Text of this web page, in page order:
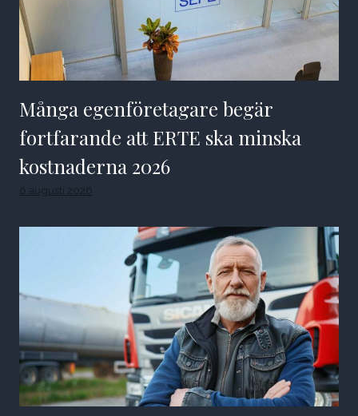
Många egenföretagare begär
fortfarande att ERTE ska minska
kostnaderna 2026
6 augusti 2026